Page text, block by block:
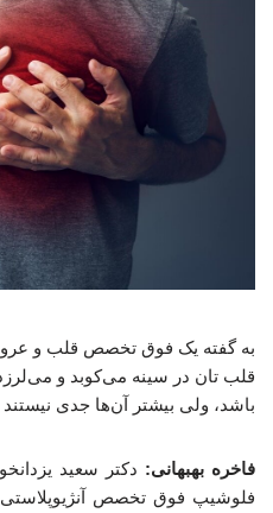
به گفته یک فوق تخصص قلب و
قلب تان در سینه می‌کوبد و
باشد، ولی بیشتر آن‌ها جدی نیستند
فاخره بهبهانی: دکتر سعید
فلوشیپ فوق تخصص